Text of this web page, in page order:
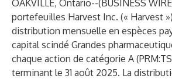
OAKVILLE, Ontario--(BUSINESS WIRE
portefeuilles Harvest Inc. (« Harvest
distribution mensuelle en espèces
capital scindé Grandes
chaque action de catégorie A (
terminant le 31 août 2025. La